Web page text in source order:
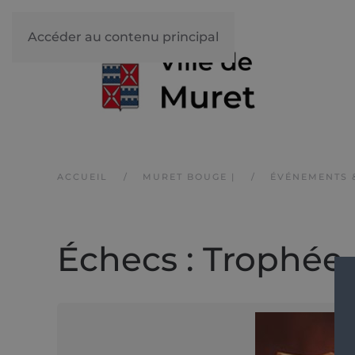
Accéder au contenu principal
ACCUEIL MURET BOUGE | ÉVÉNEMENTS
Échecs :